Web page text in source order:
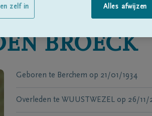
BROECK
Geboren te Berchem op 21/01/1934
Overleden te WUUSTWEZEL op 26/11/
Alles afwijzen
zelf in